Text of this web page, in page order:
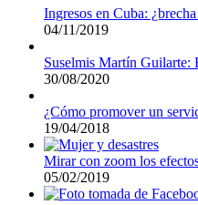
Ingresos en Cuba:
04/11/2019
Suselmis Martín Guilarte:
30/08/2020
¿Cómo promover un
19/04/2018
Mirar con zoom los
05/02/2019